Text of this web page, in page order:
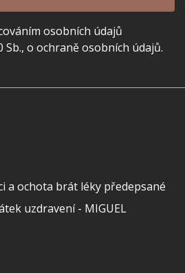
osobních údajů
Sb., o ochraně osobních údajů.
a ochota brát léky předepsané
uzdravení - MIGUEL